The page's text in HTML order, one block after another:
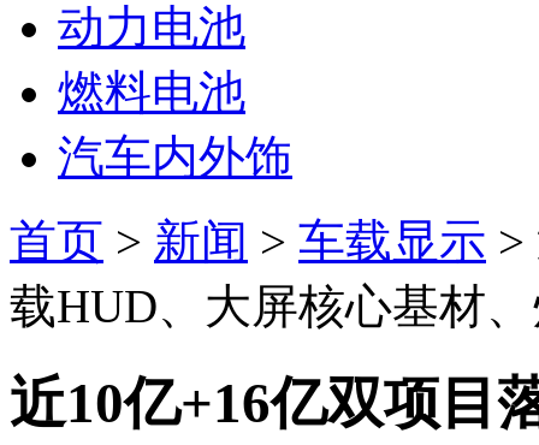
动力电池
燃料电池
汽车内外饰
首页 > 新闻 > 车载显示 >
载HUD、大屏核心基材
近10亿+16亿双项目